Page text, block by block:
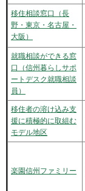
移住相談窓口（長
野・東京・名古屋・
大阪）
就職相談ができる窓
口（信州暮らしサポ
ートデスク就職相談
員）
移住者の溶け込み支
援に積極的に取組む
モデル地区
楽園信州ファミリー